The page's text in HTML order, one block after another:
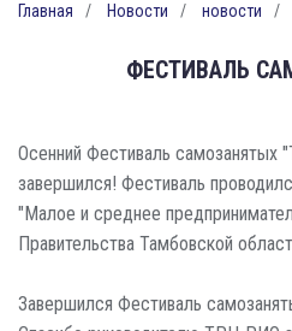
Главная Новости новости
ФЕСТИВАЛЬ
Осенний Фестиваль самозанятых
завершился! Фестиваль
"Малое и среднее
Правительства Тамбовской
Завершился Фестиваль